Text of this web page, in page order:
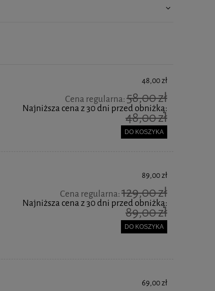
48,00 zł
Cena regularna:58,00 zł
Najniższa cena z 30 dni przed obniżką:
48,00 zł
DO KOSZYKA
89,00 zł
Cena regularna:129,00 zł
Najniższa cena z 30 dni przed obniżką:
89,00 zł
DO KOSZYKA
69,00 zł